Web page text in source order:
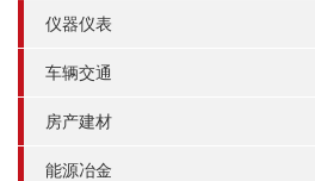
仪器仪表
车辆交通
房产建材
能源冶金